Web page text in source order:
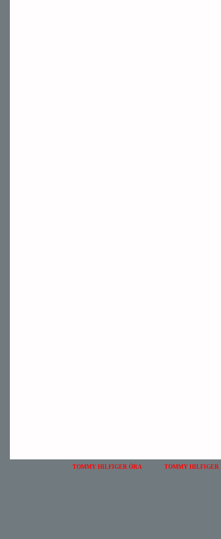
TOMMY HILFIGER ÓRA TOMMY HILFIGER